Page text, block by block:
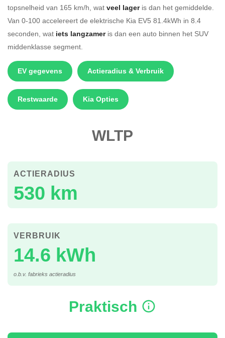
topsnelheid van 165 km/h, wat veel lageris dan het gemiddelde.
Van 0-100 accelereert de elektrische Kia EV5 81.4kWh in 8.4
seconden, wat iets langzameris dan een auto binnen het SUV
middenklasse segment.
EV gegevens Actieradius & Verbruik
Restwaarde Kia Opties
WLTP
530 km
ACTIERADIUS
14.6 kWh
VERBRUIK
o.b.v. fabrieks actieradius
Praktisch